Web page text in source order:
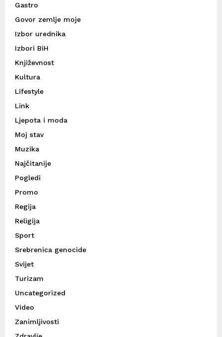
Gastro
Govor zemlje moje
Izbor urednika
Izbori BiH
Književnost
Kultura
Lifestyle
Link
Ljepota i moda
Moj stav
Muzika
Najčitanije
Pogledi
Promo
Regija
Religija
Sport
Srebrenica genocide
Svijet
Turizam
Uncategorized
Video
Zanimljivosti